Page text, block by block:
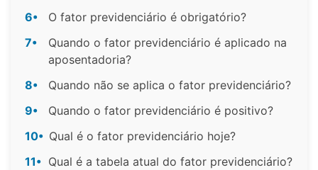
6•
O fator previdenciário é obrigatório?
7•
Quando o fator previdenciário é aplicado na
aposentadoria?
8•
Quando não se aplica o fator previdenciário?
9•
Quando o fator previdenciário é positivo?
10• Qual é o fator previdenciário hoje?
11• Qual é a tabela atual do fator previdenciário?